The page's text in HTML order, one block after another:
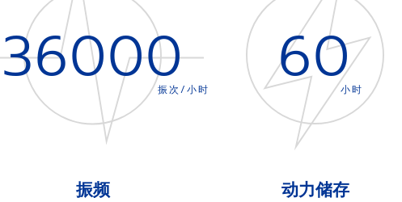
36000振次/小时
振频
60小时
动力储存